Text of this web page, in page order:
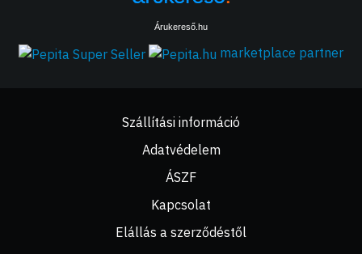
Árukereső.hu
marketplace partner
Szállítási információ
Adatvédelem
ÁSZF
Kapcsolat
Elállás a szerződéstől